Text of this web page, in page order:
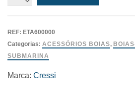
REF: ETA600000
Categorias: ACESSÓRIOS BOIAS,
SUBMARINA
Marca: Cressi